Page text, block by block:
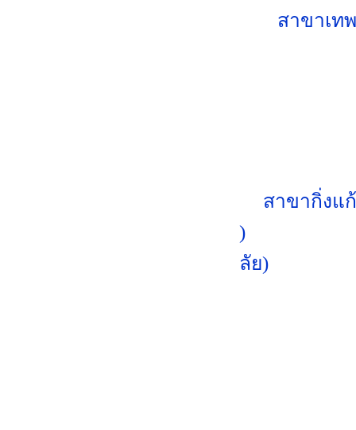
สาขาเท
สาขากิ่งแ
)
ลัย)